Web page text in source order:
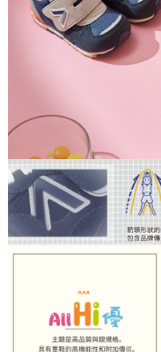
易，需依本服務之必要範圍內提
權轉讓予恩沛科技股份有限公司
２．關於個人資料處理事宜，請
https://aftee.tw/terms/#terms3
３．未成年的使用者請事先徵得
「AFTEE先享後付」，若未經
４．使用「AFTEE先享後付」
時審查核予不同之上限額度；若
請求用戶進行身份認證。
５．嚴禁一人註冊多個帳號或使
恩沛科技股份有限公司將有權停